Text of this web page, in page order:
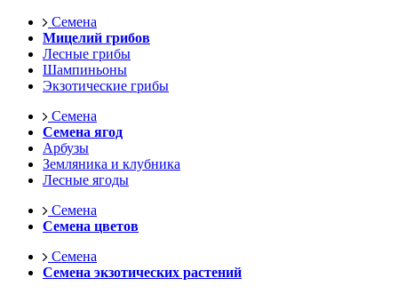
Семена
Мицелий грибов
Лесные грибы
Шампиньоны
Экзотические грибы
Семена
Семена ягод
Арбузы
Земляника и клубника
Лесные ягоды
Семена
Семена цветов
Семена
Семена экзотических растений